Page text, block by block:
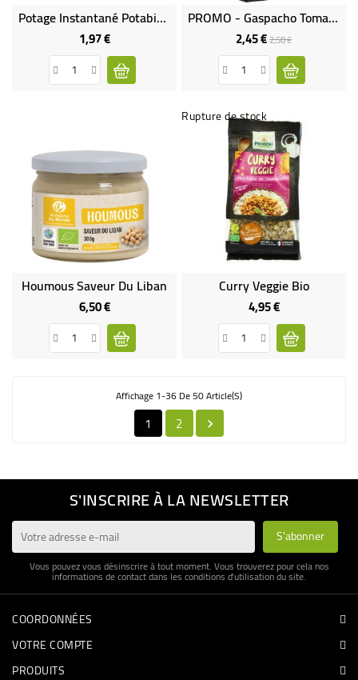
Potage Instantané Potabio Tomate BIO
1,97 €Prix
PROMO - Gaspacho Tomates Concombre Bio
2,45 €Prix
de
base
2,58 €Prix
Houmous Saveur Du Liban
6,50 €Prix
Rupture de stock
Curry Veggie Bio
4,95 €Prix
Affichage 1-36 De 50 Article(s)
1 2 
S'INSCRIRE À LA NEWSLETTER
Vous pouvez vous désinscrire à tout moment. Vous trouverez pour cela nos
informations de contact dans les conditions d'utilisation du site.
COORDONNÉES
VOTRE COMPTE
PRODUITS